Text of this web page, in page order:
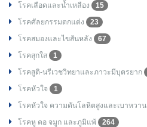
โรคเลือดและน้ำเหลือง
15
โรคศัลยกรรมตกแต่ง
23
โรคสมองและไขสันหลัง
67
โรคสุกใส
1
โรคสูติ-นรีเวชวิทยาและภาวะมีบุตรยาก
โรคหัวใจ
1
โรคหัวใจ ความดันโลหิตสูงและเบาหวาน
โรคหู คอ จมูก และภูมิแพ้
264